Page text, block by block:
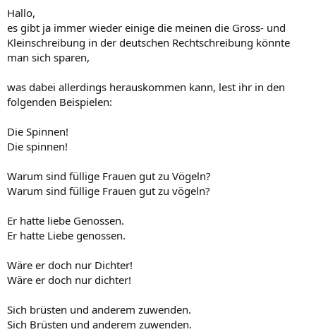
Hallo,
es gibt ja immer wieder einige die meinen die Gross- und
Kleinschreibung in der deutschen Rechtschreibung könnte
man sich sparen,
was dabei allerdings herauskommen kann, lest ihr in den
folgenden Beispielen:
Die Spinnen!
Die spinnen!
Warum sind füllige Frauen gut zu Vögeln?
Warum sind füllige Frauen gut zu vögeln?
Er hatte liebe Genossen.
Er hatte Liebe genossen.
Wäre er doch nur Dichter!
Wäre er doch nur dichter!
Sich brüsten und anderem zuwenden.
Sich Brüsten und anderem zuwenden.